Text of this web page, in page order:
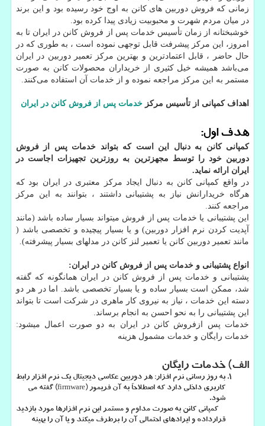
زمانی که فروش دوربین های کانن به اوج خود رسیده بود و این برند
در میان مردم شهرت و محبوبیت زیادی پیدا کرده بود.
خوشبختانه از زمان تأسیس خدمات پس از فروش کانن در ایران تا به
امروز، این مرکز پیشرفت قابل توجهی نموده است ، به طوری که در
حال حاضر ، قابل اعتمادترین و بهترین مرکز تعمیر دوربین در ایران
می‌باشد همیشه خیل کثیری از خریداران محصولات کانن به صورت
مستمر به این مرکز مراجعه نموده و از خدمات آن استفاده می‌کنند.
اهداف کمپانی از تأسیس مرکز خدمات پس از فروش کانن در ایران
هدف اول:
کمپانی کانن به دنبال این است که بتواند خدمات پس از فروش
دوربین خود را توسط مجهزترین به روزترین تجهیزات اجاست در
ایران ارائه نماید.
در واقع کمپانی کانن به دنبال ایجاد مرکز معتبری در ایران بود که
هرگاه خریدارانش نیاز به پشتیبانی داشتند ، بتوانند به این مرکز
مراجعه کنند.
این پشتیبانی یا خدمات پس از فروش میتواند بسیار ساده باشد (مانند
آپدیت کردن نرم افزار دوربین) و یا بسیار پیچیده و تخصصی باشد (
مانند تعمیر دوربین کانن یا تعمیر لنز کانن در مدلهای بسیار پیشرفته).
انواع پشتیبانی و خدمات پس از فروش کانن در ایران:
پشتیبانی و خدمات پس از فروش کانن در ایران همانگونه که گفته
شد، ممکن است بسیار ساده و یا بسیار تخصصی باشد. اما در هر دو
دسته این خدمات ، نیاز به نیروی کار ماهری در شرکت است تا بتواند
این پشتیبانی را به نحو احسن به انجام برساند.
خدمات پس ازفروش کانن در ایران به دو صورت اعمال میشود:
خدمات رایگان و خدمات مشمول هزینه
الف) خدمات رایگان
به روز رسانی نرم افزار: هر دوربین عکاسی دیجیتال یک نرم افزار رابط
کاربری داخلی دارد که اصطلاحاَ به آن فریمور (firmware) گفته می
شود.
کمپانی کانن به صورت مداوم و مستمر این نرم افزارها مورد بازدید
قرارداده و ایرادهای احتمالی آن را برطرف میکند و یا آن را بهینه